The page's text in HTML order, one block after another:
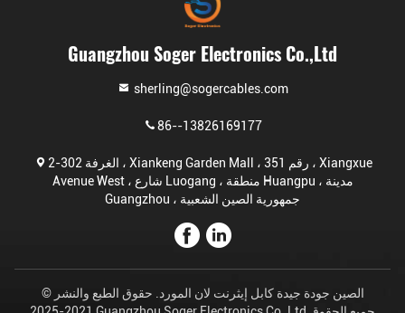
Guangzhou Soger Electronics Co.,Ltd
sherling@sogercables.com
86--13826169177
الغرفة 302-2 ، Xiankeng Garden Mall ، رقم 351 ، Xiangxue
Avenue West ، شارع Luogang ، منطقة Huangpu ، مدينة
Guangzhou ، جمهورية الصين الشعبية
الصين جودة جيدة كابل إيثرنت لان المورد. حقوق الطبع والنشر ©